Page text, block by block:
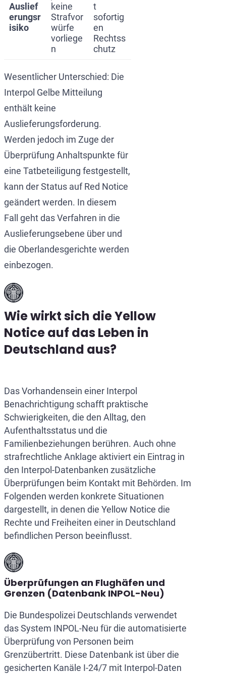
Auslief
erungsr
isiko
keine
Strafvor
würfe
vorliege
n
t
sofortig
en
Rechtss
chutz
Wesentlicher Unterschied: Die
Interpol Gelbe Mitteilung
enthält keine
Auslieferungsforderung.
Werden jedoch im Zuge der
Überprüfung Anhaltspunkte für
eine Tatbeteiligung festgestellt,
kann der Status auf Red Notice
geändert werden. In diesem
Fall geht das Verfahren in die
Auslieferungsebene über und
die Oberlandesgerichte werden
einbezogen.
Wie wirkt sich die Yellow
Notice auf das Leben in
Deutschland aus?
Das Vorhandensein einer Interpol
Benachrichtigung schafft praktische
Schwierigkeiten, die den Alltag, den
Aufenthaltsstatus und die
Familienbeziehungen berühren. Auch ohne
strafrechtliche Anklage aktiviert ein Eintrag in
den Interpol-Datenbanken zusätzliche
Überprüfungen beim Kontakt mit Behörden. Im
Folgenden werden konkrete Situationen
dargestellt, in denen die Yellow Notice die
Rechte und Freiheiten einer in Deutschland
befindlichen Person beeinflusst.
Überprüfungen an Flughäfen und
Grenzen (Datenbank INPOL-Neu)
Die Bundespolizei Deutschlands verwendet
das System INPOL-Neu für die automatisierte
Überprüfung von Personen beim
Grenzübertritt. Diese Datenbank ist über die
gesicherten Kanäle I-24/7 mit Interpol-Daten